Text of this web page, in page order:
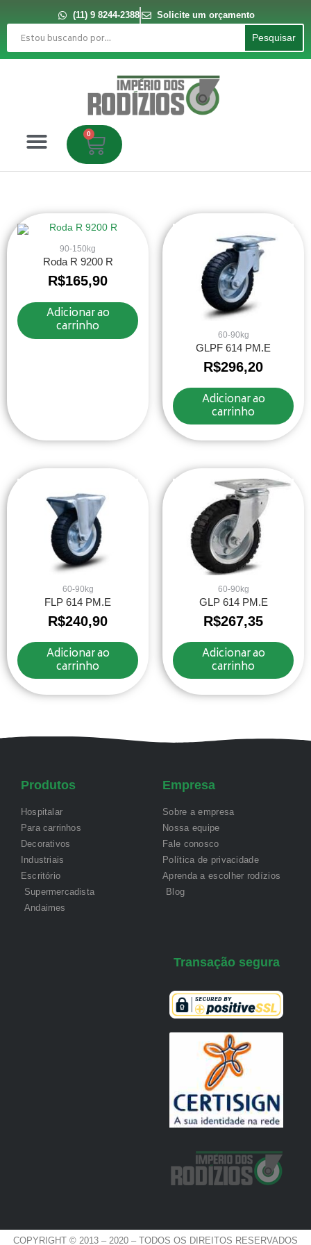
conteúdo
(11) 9 8244-2388
Solicite um orçamento
Pesquisar
Pesquisar
0
Carrinho
90-150kg
Roda R 9200 R
R$165,90
Adicionar ao
carrinho 60-90kg
GLPF 614 PM.E
R$296,20
Adicionar ao
carrinho
60-90kg
FLP 614 PM.E
R$240,90
Adicionar ao
carrinho
60-90kg
GLP 614 PM.E
R$267,35
Adicionar ao
carrinho
Produtos
Hospitalar
Para carrinhos
Decorativos
Industriais
Escritório
Supermercadista
Andaimes
Empresa
Sobre a empresa
Nossa equipe
Fale conosco
Política de privacidade
Aprenda a escolher rodízios
Blog
Transação segura
COPYRIGHT © 2013 – 2020 – TODOS OS DIREITOS RESERVADOS